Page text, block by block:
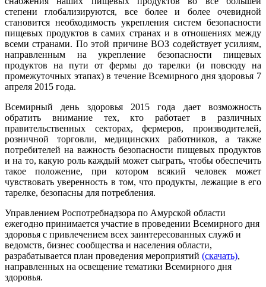
степени глобализируются, все более и более очевидной
становится необходимость укрепления систем безопасности
пищевых продуктов в самих странах и в отношениях между
всеми странами. По этой причине ВОЗ содействует усилиям,
направленным на укрепление безопасности пищевых
продуктов на пути от фермы до тарелки (и повсюду на
промежуточных этапах) в течение Всемирного дня здоровья 7
апреля 2015 года.
Всемирный день здоровья 2015 года дает возможность
обратить внимание тех, кто работает в различных
правительственных секторах, фермеров, производителей,
розничной торговли, медицинских работников, а также
потребителей на важность безопасности пищевых продуктов
и на то, какую роль каждый может сыграть, чтобы обеспечить
такое положение, при котором всякий человек может
чувствовать уверенность в том, что продукты, лежащие в его
тарелке, безопасны для потребления.
Управлением Роспотребнадзора по Амурской области
ежегодно принимается участие в проведении Всемирного дня
здоровья с привлечением всех заинтересованных служб и
ведомств, бизнес сообщества и населения области,
разрабатывается план проведения мероприятий (скачать),
направленных на освещение тематики Всемирного дня
здоровья.